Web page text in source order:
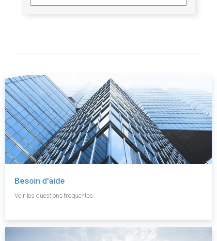
Besoin d'aide
Voir les questions fréquentes.